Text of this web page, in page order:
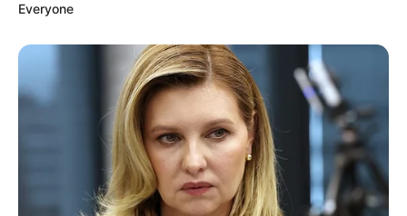
Everyone